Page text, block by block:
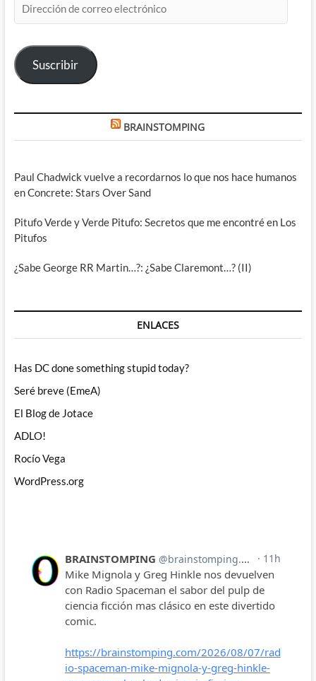
de
electrónico
Suscribir
BRAINSTOMPING
Paul Chadwick vuelve a recordarnos lo que nos hace humanos
en Concrete: Stars Over Sand
Pitufo Verde y Verde Pitufo: Secretos que me encontré en Los
Pitufos
¿Sabe George RR Martin…?: ¿Sabe Claremont…? (II)
ENLACES
Has DC done something stupid today?
Seré breve (EmeA)
El Blog de Jotace
ADLO!
Rocío Vega
WordPress.org